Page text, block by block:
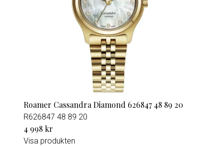
Roamer Cassandra Diamond 626847 48 89 20
R626847 48 89 20
4 998 kr
Visa produkten